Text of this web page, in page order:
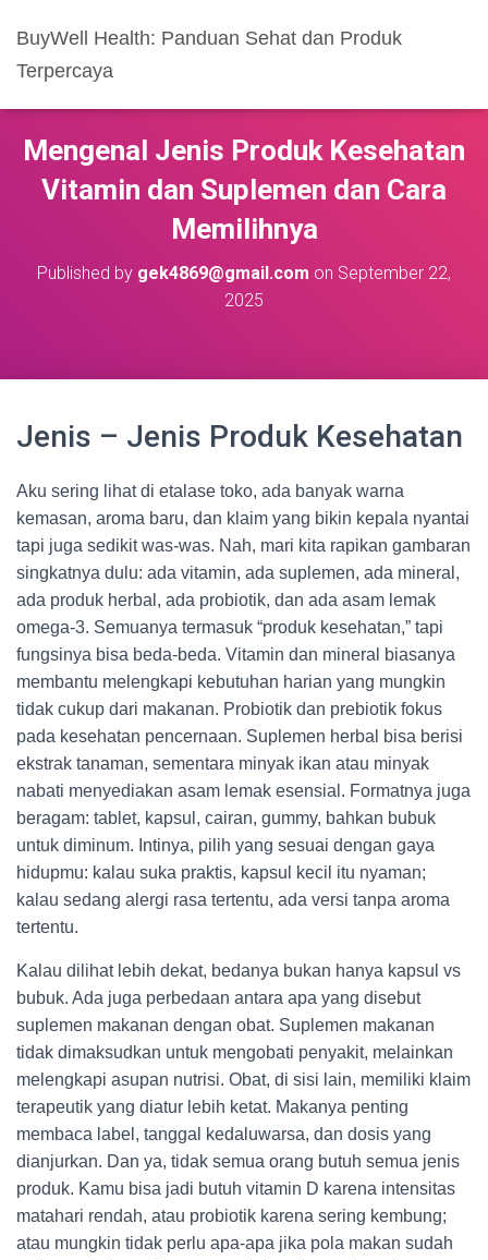
BuyWell Health: Panduan Sehat dan Produk
Terpercaya
Mengenal Jenis Produk Kesehatan
Vitamin dan Suplemen dan Cara
Memilihnya
Published by gek4869@gmail.com on September 22,
2025
Jenis – Jenis Produk Kesehatan
Aku sering lihat di etalase toko, ada banyak warna
kemasan, aroma baru, dan klaim yang bikin kepala nyantai
tapi juga sedikit was-was. Nah, mari kita rapikan gambaran
singkatnya dulu: ada vitamin, ada suplemen, ada mineral,
ada produk herbal, ada probiotik, dan ada asam lemak
omega-3. Semuanya termasuk “produk kesehatan,” tapi
fungsinya bisa beda-beda. Vitamin dan mineral biasanya
membantu melengkapi kebutuhan harian yang mungkin
tidak cukup dari makanan. Probiotik dan prebiotik fokus
pada kesehatan pencernaan. Suplemen herbal bisa berisi
ekstrak tanaman, sementara minyak ikan atau minyak
nabati menyediakan asam lemak esensial. Formatnya juga
beragam: tablet, kapsul, cairan, gummy, bahkan bubuk
untuk diminum. Intinya, pilih yang sesuai dengan gaya
hidupmu: kalau suka praktis, kapsul kecil itu nyaman;
kalau sedang alergi rasa tertentu, ada versi tanpa aroma
tertentu.
Kalau dilihat lebih dekat, bedanya bukan hanya kapsul vs
bubuk. Ada juga perbedaan antara apa yang disebut
suplemen makanan dengan obat. Suplemen makanan
tidak dimaksudkan untuk mengobati penyakit, melainkan
melengkapi asupan nutrisi. Obat, di sisi lain, memiliki klaim
terapeutik yang diatur lebih ketat. Makanya penting
membaca label, tanggal kedaluwarsa, dan dosis yang
dianjurkan. Dan ya, tidak semua orang butuh semua jenis
produk. Kamu bisa jadi butuh vitamin D karena intensitas
matahari rendah, atau probiotik karena sering kembung;
atau mungkin tidak perlu apa-apa jika pola makan sudah